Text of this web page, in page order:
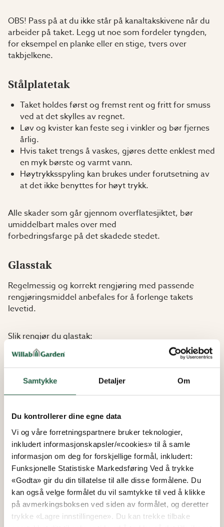
Samtykke Detaljer Om
Du kontrollerer dine egne data
Vi og våre forretningspartnere bruker teknologier,
inkludert informasjonskapsler/«cookies» til å samle
informasjon om deg for forskjellige formål, inkludert:
Funksjonelle Statistiske Markedsføring Ved å trykke
«Godta» gir du din tillatelse til alle disse formålene. Du
kan også velge formålet du vil samtykke til ved å klikke
på avmerkingsboksen ved siden av formålet, og deretter
trykke «Lagre innstillingene». Du kan trekke tilbake
OBS! Pass på at du ikke står på kanaltakskivene når du
arbeider på taket. Legg ut noe som fordeler tyngden,
for eksempel en planke eller en stige, tvers over
takbjelkene.
Stålplatetak
Taket holdes først og fremst rent og fritt for smuss
ved at det skylles av regnet.
Løv og kvister kan feste seg i vinkler og bør fjernes
årlig.
Hvis taket trengs å vaskes, gjøres dette enklest med
en myk børste og varmt vann.
Høytrykksspyling kan brukes under forutsetning av
at det ikke benyttes for høyt trykk.
Alle skader som går gjennom overflatesjiktet, bør
umiddelbart males over med
forbedringsfarge på det skadede stedet.
Glasstak
Regelmessig og korrekt rengjøring med passende
rengjøringsmiddel anbefales for å forlenge takets
levetid.
Slik rengjør du glastak:
Glasskassettene rengjøres som vanlig glass.
Benytt vanlig vindusrengjøringsmiddel, rikelig med
vann og
myk, fille som ikke loer eller gummiskrape.
Milde pusse
middel kan polere bort andre forurensninger.
Pussemidlet
vaskes bort med rødsprit. Vask så glasset på vanlig
måte.
Bruk ikke skrape, metallformål eller stålull for å
skrape bort
hårt sittende skitt.
Rens takrenner/nedløpsrør for løv og annet rusk.